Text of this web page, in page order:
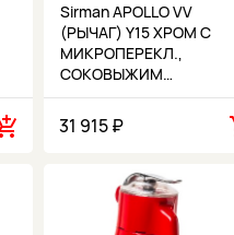
Sirman APOLLO VV
(РЫЧАГ) Y15 ХРОМ С
МИКРОПЕРЕКЛ.,
СОКОВЫЖИМ…
31 915 ₽